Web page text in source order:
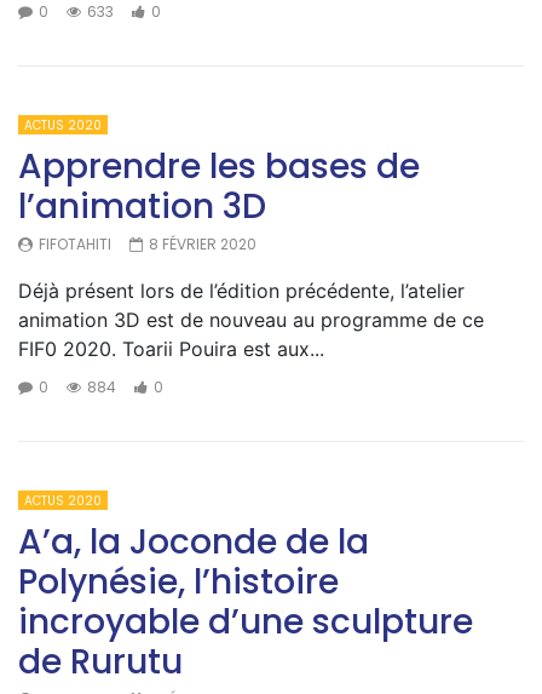
0 633 0
ACTUS 2020
Apprendre les bases de
l’animation 3D
FIFOTAHITI 8 FÉVRIER 2020
Déjà présent lors de l’édition précédente, l’atelier
animation 3D est de nouveau au programme de ce
FIF0 2020. Toarii Pouira est aux...
0 884 0
ACTUS 2020
A’a, la Joconde de la
Polynésie, l’histoire
incroyable d’une sculpture
de Rurutu